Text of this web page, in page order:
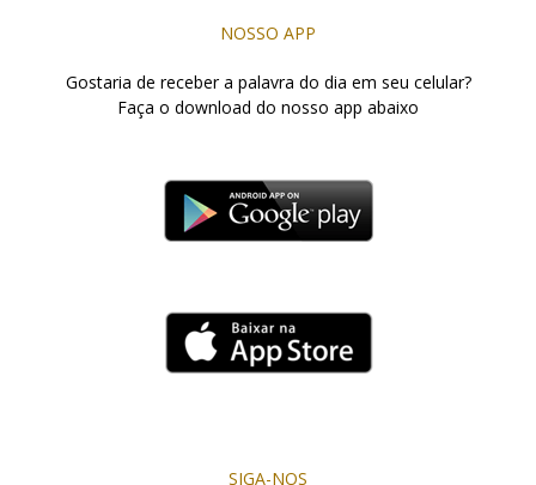
NOSSO APP
Gostaria de receber a palavra do dia em seu celular?
Faça o download do nosso app abaixo
SIGA-NOS